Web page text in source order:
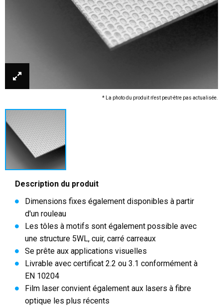
* La photo du produit n'est peut-être pas actualisée.
Description du produit
Dimensions fixes également disponibles à partir
d'un rouleau
Les tôles à motifs sont également possible avec
une structure 5WL, cuir, carré carreaux
Se prête aux applications visuelles
Livrable avec certificat 2.2 ou 3.1 conformément à
EN 10204
Film laser convient également aux lasers à fibre
optique les plus récents